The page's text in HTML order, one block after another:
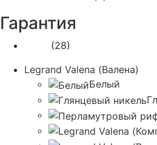
Гарантия
(28)
Legrand Valena (Валена)
Белый